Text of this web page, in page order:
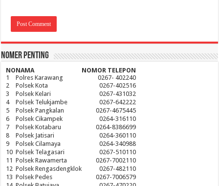
Nomer Penting
NONAMA
NOMOR TELEPON
1
Polres Karawang
0267- 402240
2
Polsek Kota
0267-402516
3
Polsek Kelari
0267-431032
4
Polsek Telukjambe
0267-642222
5
Polsek Pangkalan
0267-4675445
6
Polsek Cikampek
0264-316110
7
Polsek Kotabaru
0264-8386699
8
Polsek Jatisari
0264-360110
9
Polsek Cilamaya
0264-340988
10 Polsek Telagasari
0267-510110
11 Polsek Rawamerta
0267-7002110
12 Polsek Rengasdengklok
0267-482110
13 Polsek Pedes
0267-7006579